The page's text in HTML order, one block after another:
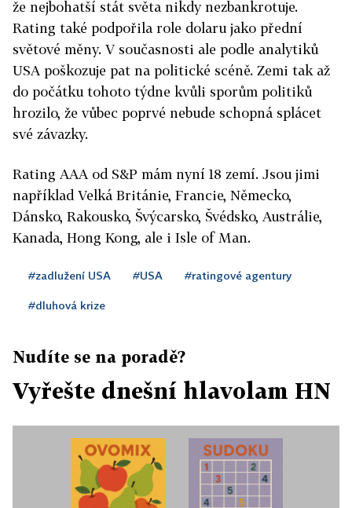
že nejbohatší stát světa nikdy nezbankrotuje.
Rating také podpořila role dolaru jako přední
světové měny. V současnosti ale podle analytiků
USA poškozuje pat na politické scéně. Zemi tak až
do počátku tohoto týdne kvůli sporům politiků
hrozilo, že vůbec poprvé nebude schopná splácet
své závazky.
Rating AAA od S&P mám nyní 18 zemí. Jsou jimi
například Velká Británie, Francie, Německo,
Dánsko, Rakousko, Švýcarsko, Švédsko, Austrálie,
Kanada, Hong Kong, ale i Isle of Man.
#zadlužení USA #USA #ratingové agentury
#dluhová krize
Nudíte se na poradě?
Vyřešte dnešní hlavolam HN